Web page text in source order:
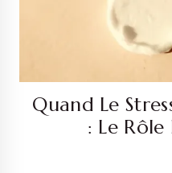
Quand Le
: Le